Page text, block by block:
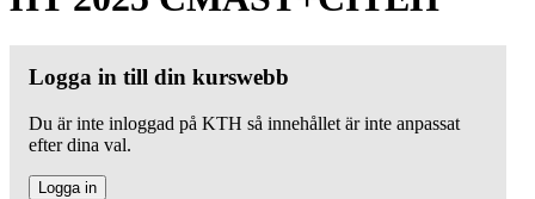
Logga in till din kurswebb
Du är inte inloggad på KTH så innehållet är inte anpassat
efter dina val.
Logga in